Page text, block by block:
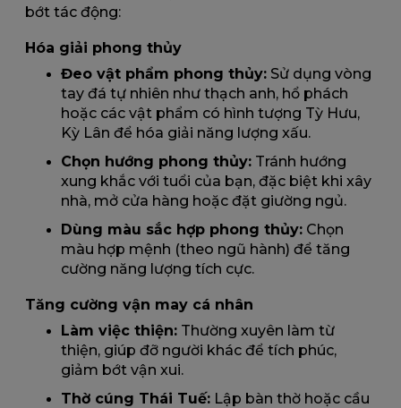
bớt tác động:
Hóa giải phong thủy
Đeo vật phẩm phong thủy: Sử dụng vòng
tay đá tự nhiên như thạch anh, hổ phách
hoặc các vật phẩm có hình tượng Tỳ Hưu,
Kỳ Lân để hóa giải năng lượng xấu.
Chọn hướng phong thủy: Tránh hướng
xung khắc với tuổi của bạn, đặc biệt khi xây
nhà, mở cửa hàng hoặc đặt giường ngủ.
Dùng màu sắc hợp phong thủy: Chọn
màu hợp mệnh (theo ngũ hành) để tăng
cường năng lượng tích cực.
Tăng cường vận may cá nhân
Làm việc thiện: Thường xuyên làm từ
thiện, giúp đỡ người khác để tích phúc,
giảm bớt vận xui.
Thờ cúng Thái Tuế: Lập bàn thờ hoặc cầu